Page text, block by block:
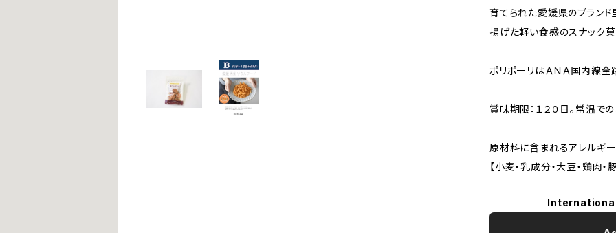
育てられた愛媛県のブラン
揚げた軽い食感のスナック菓
ポリポーリはＡＮＡ国内線
賞味期限：１２０日。常温で
原材料に含まれるアレルギ
【小麦・乳成分・大豆・鶏肉・